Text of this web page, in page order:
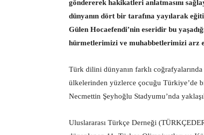
göndererek hakikatleri anlatmasını
dünyanın dört bir tarafına yayılarak
Gülen Hocaefendi’nin eseridir bu
hürmetlerimizi ve muhabbetlerimizi arz
Türk dilini dünyanın farklı
ülkelerinden yüzlerce çocuğu Türkiye’de
Necmettin Şeyhoğlu Stadyumu’nda
Uluslararası Türkçe Derneği